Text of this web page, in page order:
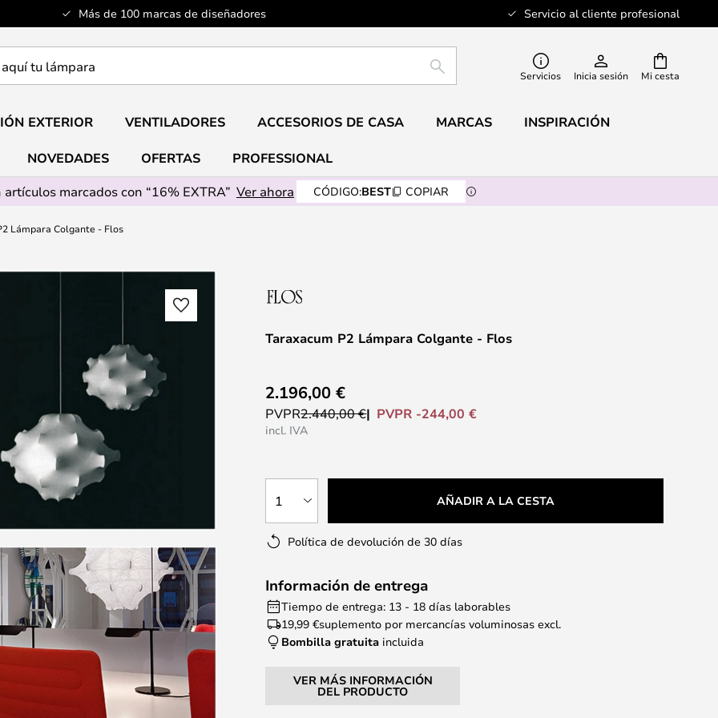
Más de 100 marcas de diseñadores Servicio al cliente profesional
Mi cesta
BUSCAR Servicios Inicia sesión
EXTERIOR VENTILADORES ACCESORIOS DE CASA MARCAS INSPIRACIÓN
NOVEDADES OFERTAS
PROFESSIONAL
artículos marcados con “16% EXTRA” Ver ahora CÓDIGO:BEST COPIAR
Lámpara Colgante - Flos
Taraxacum P2 Lámpara Colgante - Flos
2.196,00 €
PVPR2.440,00 € PVPR -244,00 €
incl. IVA
1 AÑADIR A LA CESTA
Política de devolución de 30 días
Información de entrega
Tiempo de entrega: 13 - 18 días laborables
19,99 €suplemento por mercancías voluminosas excl.
Bombilla gratuita incluida
VER MÁS INFORMACIÓN
DEL PRODUCTO